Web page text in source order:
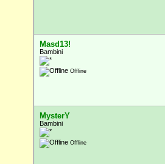
Masd13!
Bambini
Offline
MysterY
Bambini
Offline